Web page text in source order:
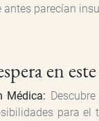
parecían
en
Médica:
para el